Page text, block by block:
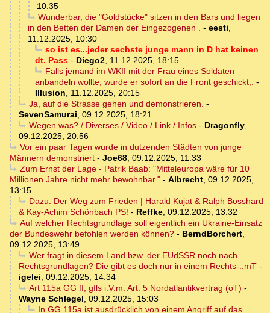
10:35
Wunderbar, die "Goldstücke" sitzen in den Bars und liegen
in den Betten der Damen der Eingezogenen . - eesti,
11.12.2025, 10:30
so ist es...jeder sechste junge mann in D hat keinen
dt. Pass - Diego2, 11.12.2025, 18:15
Falls jemand im WKII mit der Frau eines Soldaten
anbandeln wollte, wurde er sofort an die Front geschickt,. -
Illusion, 11.12.2025, 20:15
Ja, auf die Strasse gehen und demonstrieren. -
SevenSamurai, 09.12.2025, 18:21
Wegen was? / Diverses / Video / Link / Infos- Dragonfly,
09.12.2025, 20:56
Vor ein paar Tagen wurde in dutzenden Städten von junge
Männern demonstriert - Joe68, 09.12.2025, 11:33
Zum Ernst der Lage - Patrik Baab: "Mitteleuropa wäre für 10
Millionen Jahre nicht mehr bewohnbar." - Albrecht, 09.12.2025,
13:15
Dazu: Der Weg zum Frieden | Harald Kujat & Ralph Bosshard
& Kay-Achim Schönbach PS! - Reffke, 09.12.2025, 13:32
Auf welcher Rechtsgrundlage soll eigentlich ein Ukraine-Einsatz
der Bundeswehr befohlen werden können? - BerndBorchert,
09.12.2025, 13:49
Wer fragt in diesem Land bzw. der EUdSSR noch nach
Rechtsgrundlagen? Die gibt es doch nur in einem Rechts-..mT -
igelei, 09.12.2025, 14:34
Art 115a GG ff; gfls i.V.m. Art. 5 Nordatlantikvertrag (oT) -
Wayne Schlegel, 09.12.2025, 15:03
In GG 115a ist ausdrücklich von einem Angriff auf das